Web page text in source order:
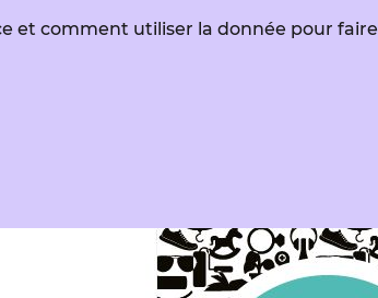
et comment utiliser la donnée pour faire